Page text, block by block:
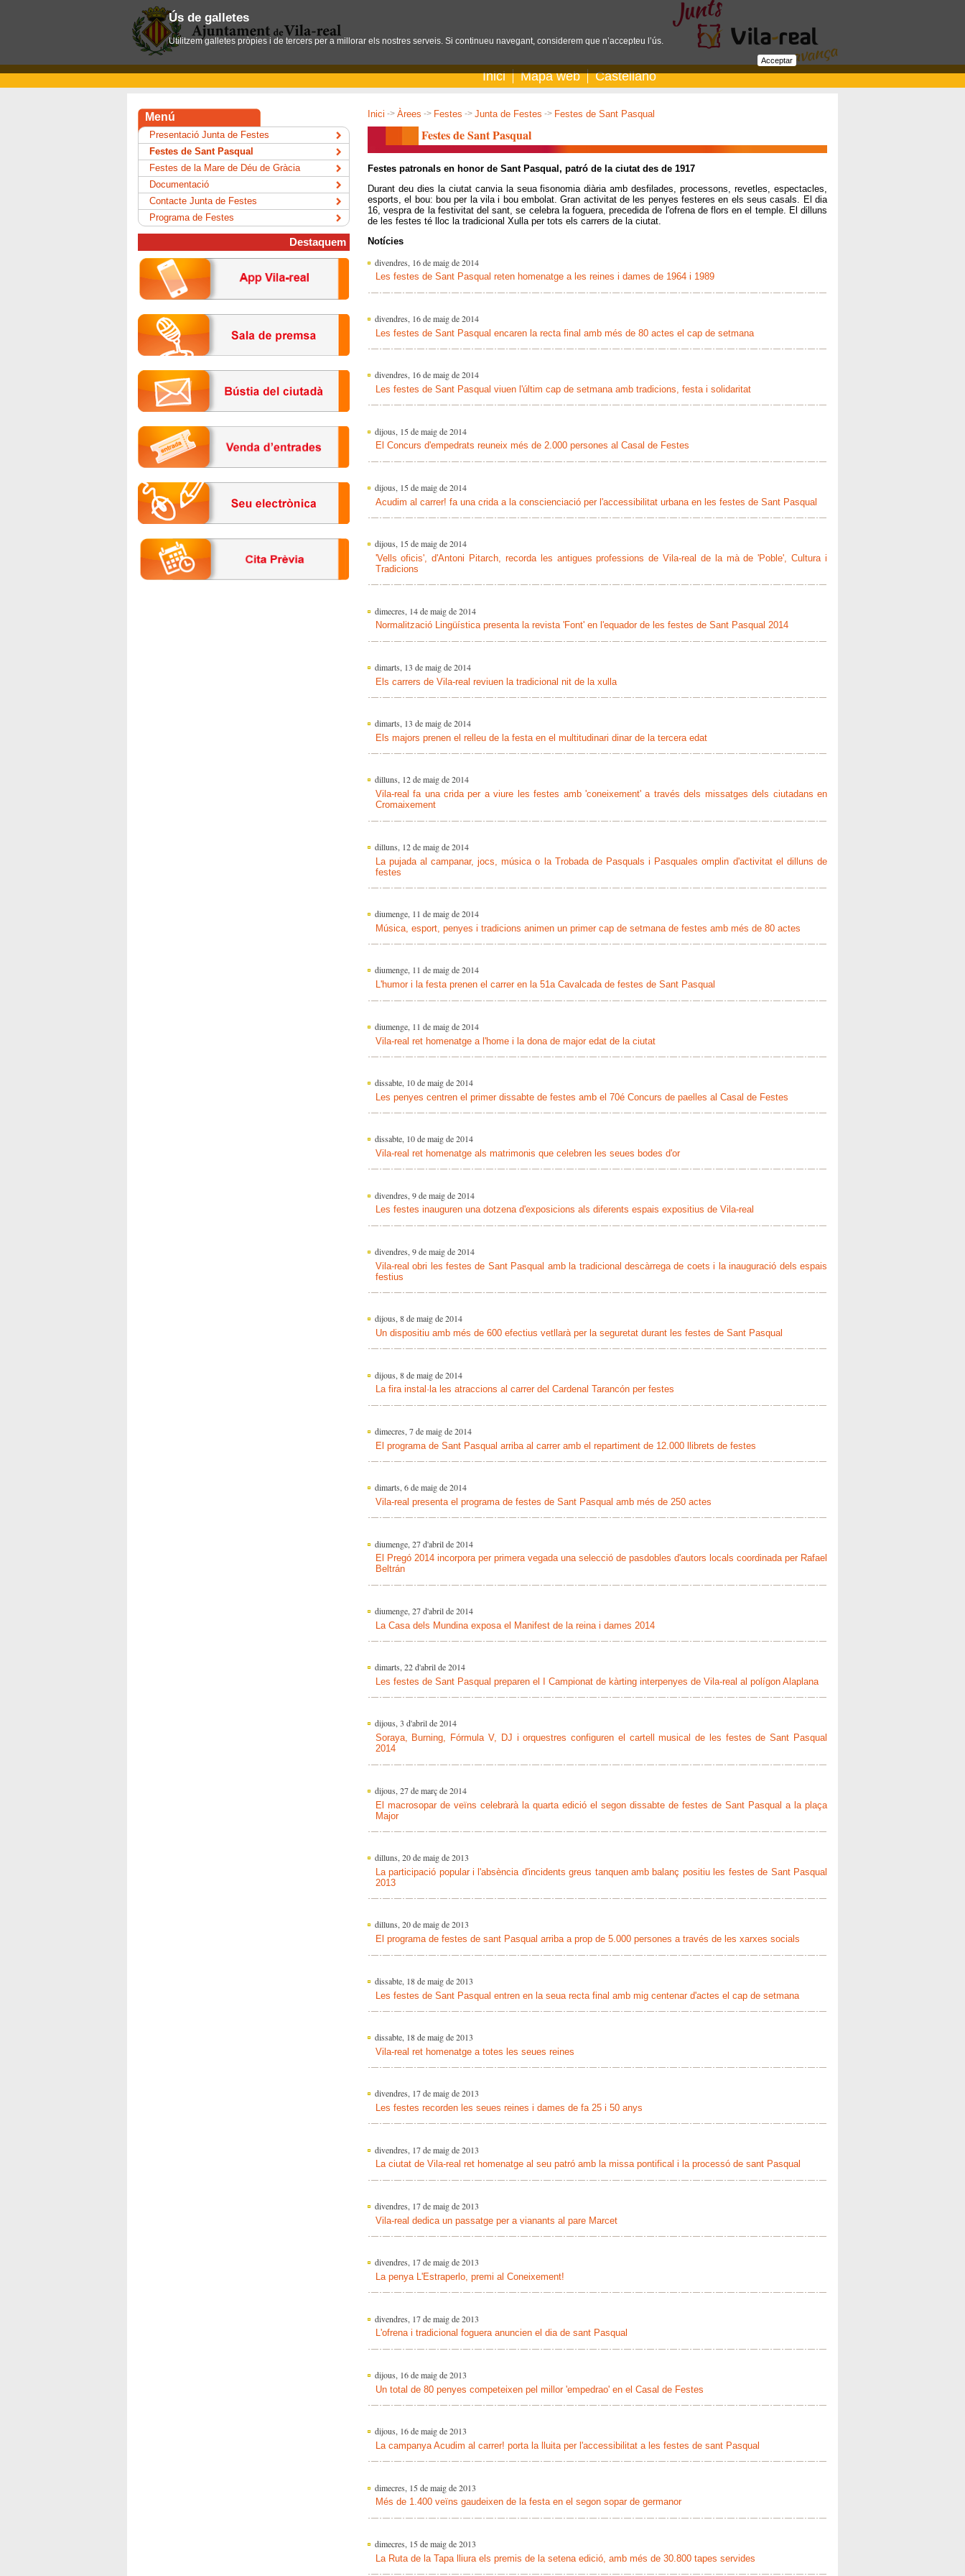
Inici Mapa web Castellano
Inici -> Àrees -> Festes -> Junta de Festes -> Festes de Sant Pasqual
Festes de Sant Pasqual
Festes patronals en honor de Sant Pasqual, patró de la ciutat des de 1917
Durant deu dies la ciutat canvia la seua fisonomia diària amb desfilades, processons, revetles, espectacles,
esports, el bou: bou per la vila i bou embolat. Gran activitat de les penyes festeres en els seus casals. El dia
16, vespra de la festivitat del sant, se celebra la foguera, precedida de l'ofrena de flors en el temple. El dilluns
de les festes té lloc la tradicional Xulla per tots els carrers de la ciutat.
Notícies
divendres, 16 de maig de 2014
Les festes de Sant Pasqual reten homenatge a les reines i dames de 1964 i 1989
divendres, 16 de maig de 2014
Les festes de Sant Pasqual encaren la recta final amb més de 80 actes el cap de setmana
divendres, 16 de maig de 2014
Les festes de Sant Pasqual viuen l'últim cap de setmana amb tradicions, festa i solidaritat
dijous, 15 de maig de 2014
El Concurs d'empedrats reuneix més de 2.000 persones al Casal de Festes
dijous, 15 de maig de 2014
Acudim al carrer! fa una crida a la conscienciació per l'accessibilitat urbana en les festes de Sant Pasqual
dijous, 15 de maig de 2014
'Vells oficis', d'Antoni Pitarch, recorda les antigues professions de Vila-real de la mà de 'Poble', Cultura i
Tradicions
dimecres, 14 de maig de 2014
Normalització Lingüística presenta la revista 'Font' en l'equador de les festes de Sant Pasqual 2014
dimarts, 13 de maig de 2014
Els carrers de Vila-real reviuen la tradicional nit de la xulla
dimarts, 13 de maig de 2014
Els majors prenen el relleu de la festa en el multitudinari dinar de la tercera edat
dilluns, 12 de maig de 2014
Vila-real fa una crida per a viure les festes amb 'coneixement' a través dels missatges dels ciutadans en
Cromaixement
dilluns, 12 de maig de 2014
La pujada al campanar, jocs, música o la Trobada de Pasquals i Pasquales omplin d'activitat el dilluns de
festes
diumenge, 11 de maig de 2014
Música, esport, penyes i tradicions animen un primer cap de setmana de festes amb més de 80 actes
diumenge, 11 de maig de 2014
L'humor i la festa prenen el carrer en la 51a Cavalcada de festes de Sant Pasqual
diumenge, 11 de maig de 2014
Vila-real ret homenatge a l'home i la dona de major edat de la ciutat
dissabte, 10 de maig de 2014
Les penyes centren el primer dissabte de festes amb el 70é Concurs de paelles al Casal de Festes
dissabte, 10 de maig de 2014
Vila-real ret homenatge als matrimonis que celebren les seues bodes d'or
divendres, 9 de maig de 2014
Les festes inauguren una dotzena d'exposicions als diferents espais expositius de Vila-real
divendres, 9 de maig de 2014
Vila-real obri les festes de Sant Pasqual amb la tradicional descàrrega de coets i la inauguració dels espais
festius
dijous, 8 de maig de 2014
Un dispositiu amb més de 600 efectius vetllarà per la seguretat durant les festes de Sant Pasqual
dijous, 8 de maig de 2014
La fira instal·la les atraccions al carrer del Cardenal Tarancón per festes
dimecres, 7 de maig de 2014
El programa de Sant Pasqual arriba al carrer amb el repartiment de 12.000 llibrets de festes
dimarts, 6 de maig de 2014
Vila-real presenta el programa de festes de Sant Pasqual amb més de 250 actes
diumenge, 27 d'abril de 2014
El Pregó 2014 incorpora per primera vegada una selecció de pasdobles d'autors locals coordinada per Rafael
Beltrán
diumenge, 27 d'abril de 2014
La Casa dels Mundina exposa el Manifest de la reina i dames 2014
dimarts, 22 d'abril de 2014
Les festes de Sant Pasqual preparen el I Campionat de kàrting interpenyes de Vila-real al polígon Alaplana
dijous, 3 d'abril de 2014
Soraya, Burning, Fórmula V, DJ i orquestres configuren el cartell musical de les festes de Sant Pasqual
2014
dijous, 27 de març de 2014
El macrosopar de veïns celebrarà la quarta edició el segon dissabte de festes de Sant Pasqual a la plaça
Major
dilluns, 20 de maig de 2013
La participació popular i l'absència d'incidents greus tanquen amb balanç positiu les festes de Sant Pasqual
2013
dilluns, 20 de maig de 2013
El programa de festes de sant Pasqual arriba a prop de 5.000 persones a través de les xarxes socials
dissabte, 18 de maig de 2013
Les festes de Sant Pasqual entren en la seua recta final amb mig centenar d'actes el cap de setmana
dissabte, 18 de maig de 2013
Vila-real ret homenatge a totes les seues reines
divendres, 17 de maig de 2013
Les festes recorden les seues reines i dames de fa 25 i 50 anys
divendres, 17 de maig de 2013
La ciutat de Vila-real ret homenatge al seu patró amb la missa pontifical i la processó de sant Pasqual
divendres, 17 de maig de 2013
Vila-real dedica un passatge per a vianants al pare Marcet
divendres, 17 de maig de 2013
La penya L'Estraperlo, premi al Coneixement!
divendres, 17 de maig de 2013
L'ofrena i tradicional foguera anuncien el dia de sant Pasqual
dijous, 16 de maig de 2013
Un total de 80 penyes competeixen pel millor 'empedrao' en el Casal de Festes
dijous, 16 de maig de 2013
La campanya Acudim al carrer! porta la lluita per l'accessibilitat a les festes de sant Pasqual
dimecres, 15 de maig de 2013
Més de 1.400 veïns gaudeixen de la festa en el segon sopar de germanor
dimecres, 15 de maig de 2013
La Ruta de la Tapa lliura els premis de la setena edició, amb més de 30.800 tapes servides
Menú
Presentació Junta de Festes
Festes de Sant Pasqual
Festes de la Mare de Déu de Gràcia
Documentació
Contacte Junta de Festes
Programa de Festes
Destaquem
Ús de galletes
Utilitzem galletes pròpies i de tercers per a millorar els nostres serveis. Si continueu navegant, considerem que n’accepteu l’ús.
Acceptar